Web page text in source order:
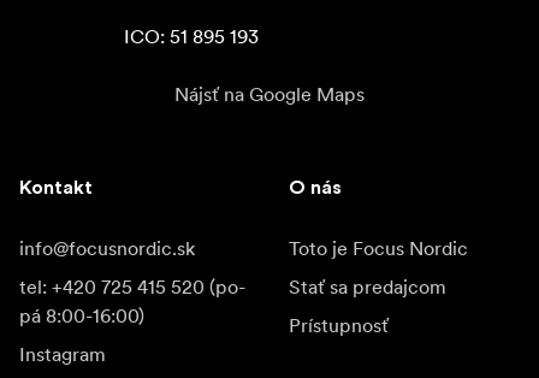
ICO: 51 895 193
Nájsť na Google Maps
Kontakt
info@focusnordic.sk
tel: +420 725 415 520 (po-
pá 8:00-16:00)
Instagram
O nás
Toto je Focus Nordic
Stať sa predajcom
Prístupnosť